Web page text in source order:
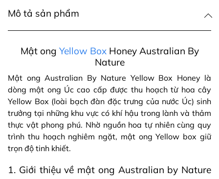
Mô tả sản phẩm
Mật ong Yellow BoxHoney Australian By
Nature
Mật ong Australian By Nature Yellow Box Honey là
dòng mật ong Úc cao cấp được thu hoạch từ hoa cây
Yellow Box (loài bạch đàn đặc trưng của nước Úc) sinh
trưởng tại những khu vực có khí hậu trong lành và thảm
thực vật phong phú. Nhờ nguồn hoa tự nhiên cùng quy
trình thu hoạch nghiêm ngặt, mật ong Yellow box giữ
trọn độ tinh khiết.
1. Giới thiệu về mật ong Australian by Nature